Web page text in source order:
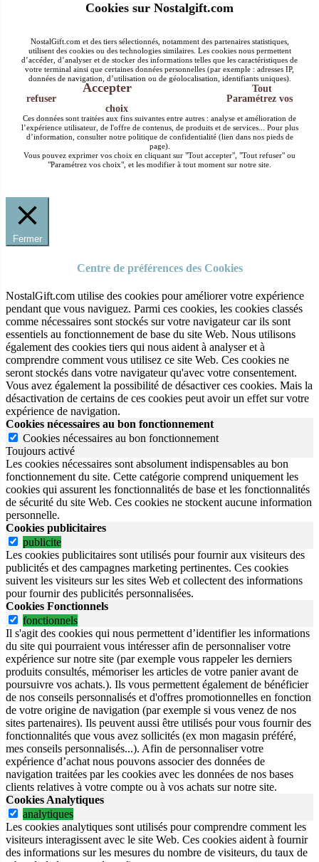
Cookies sur Nostalgift.com
NostalGift.com et des tiers sélectionnés, notamment des partenaires statistiques,
utilisent des cookies ou des technologies similaires. Les cookies nous permettent
d’accéder, d’analyser et de stocker des informations telles que les caractéristiques de
votre terminal ainsi que certaines données personnelles (par exemple : adresses IP,
données de navigation, d’utilisation ou de géolocalisation, identifiants uniques).
Accepter
Tout
refuser
Paramétrez vos
choix
Ces données sont traitées aux fins suivantes entre autres : analyse et amélioration de
l’expérience utilisateur, de l'offre de contenus, de produits et de services... Pour plus
d’information, consulter notre politique de confidentialité (lien dans nos pieds de
page).
Vous pouvez exprimer vos choix en cliquant sur "Tout accepter", "Tout refuser" ou
"Paramétrez vos choix", et les modifier à tout moment sur notre site.
Fermer
Centre de préférences des Cookies
NostalGift.com utilise des cookies pour améliorer votre expérience
pendant que vous naviguez. Parmi ces cookies, les cookies classés
comme nécessaires sont stockés sur votre navigateur car ils sont
essentiels au fonctionnement de base du site Web. Nous utilisons
également des cookies tiers qui nous aident à analyser et à
comprendre comment vous utilisez ce site Web. Ces cookies ne
seront stockés dans votre navigateur qu'avec votre consentement.
Vous avez également la possibilité de désactiver ces cookies. Mais la
désactivation de certains de ces cookies peut avoir un effet sur votre
expérience de navigation.
Cookies nécessaires au bon fonctionnement
Cookies nécessaires au bon fonctionnement
Toujours activé
Les cookies nécessaires sont absolument indispensables au bon
fonctionnement du site. Cette catégorie comprend uniquement les
cookies qui assurent les fonctionnalités de base et les fonctionnalités
de sécurité du site Web. Ces cookies ne stockent aucune information
personnelle.
Cookies publicitaires
publicite
Les cookies publicitaires sont utilisés pour fournir aux visiteurs des
publicités et des campagnes marketing pertinentes. Ces cookies
suivent les visiteurs sur les sites Web et collectent des informations
pour fournir des publicités personnalisées.
Cookies Fonctionnels
fonctionnels
Il s'agit des cookies qui nous permettent d’identifier les informations
du site qui pourraient vous intéresser afin de personnaliser votre
expérience sur notre site (par exemple vous rappeler les derniers
produits consultés, mémoriser les articles de votre panier avant de
poursuivre vos achats.). Ils vous permettent également de bénéficier
de nos conseils personnalisés et d'offres promotionnelles en fonction
de votre origine de navigation (par exemple si vous venez de nos
sites partenaires). Ils peuvent aussi être utilisés pour vous fournir des
fonctionnalités que vous avez sollicités (ex mon magasin préféré,
mes conseils personnalisés...). Afin de personnaliser votre
expérience d’achat nous pouvons associer des données de
navigation traitées par les cookies avec les données de nos bases
clients relatives à votre compte ou à vos achats sur notre site.
Cookies Analytiques
analytiques
Les cookies analytiques sont utilisés pour comprendre comment les
visiteurs interagissent avec le site Web. Ces cookies aident à fournir
des informations sur les mesures du nombre de visiteurs, du taux de